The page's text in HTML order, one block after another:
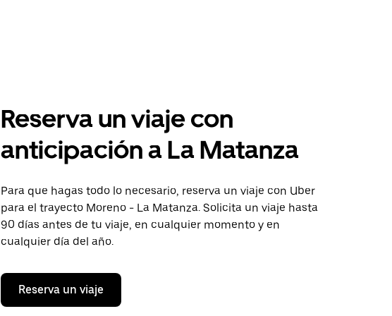
Reserva un viaje con
anticipación a La Matanza
Para que hagas todo lo necesario, reserva un viaje con Uber
para el trayecto Moreno - La Matanza. Solicita un viaje hasta
90 días antes de tu viaje, en cualquier momento y en
cualquier día del año.
Reserva un viaje